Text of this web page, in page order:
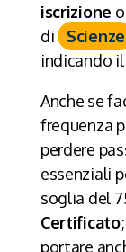
iscrizione
di
Scienze
indicando
Anche se
frequenza
perdere
essenziali
soglia del
Certificato
portare